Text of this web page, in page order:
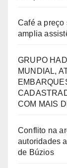
Café a preço
amplia
GRUPO
MUNDIAL,
COM MAIS
Conflito na
autoridades
de Búzios